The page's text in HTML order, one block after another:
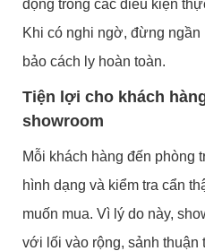
động trong các điều kiện
Khi có nghi ngờ, đừng
bảo cách ly hoàn toàn.
Tiện lợi cho khách
showroom
Mỗi khách hàng đến phòng
hình dạng và kiểm tra cẩn
muốn mua. Vì lý do này,
với lối vào rộng, sảnh thuận